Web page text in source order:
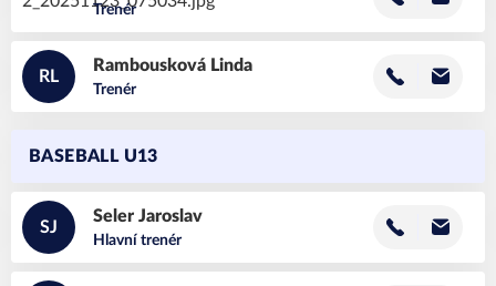
Trenér
RL
Linda
Rambousková
Trenér
BASEBALL U13
SJ
Jaroslav
Seler
Hlavní trenér